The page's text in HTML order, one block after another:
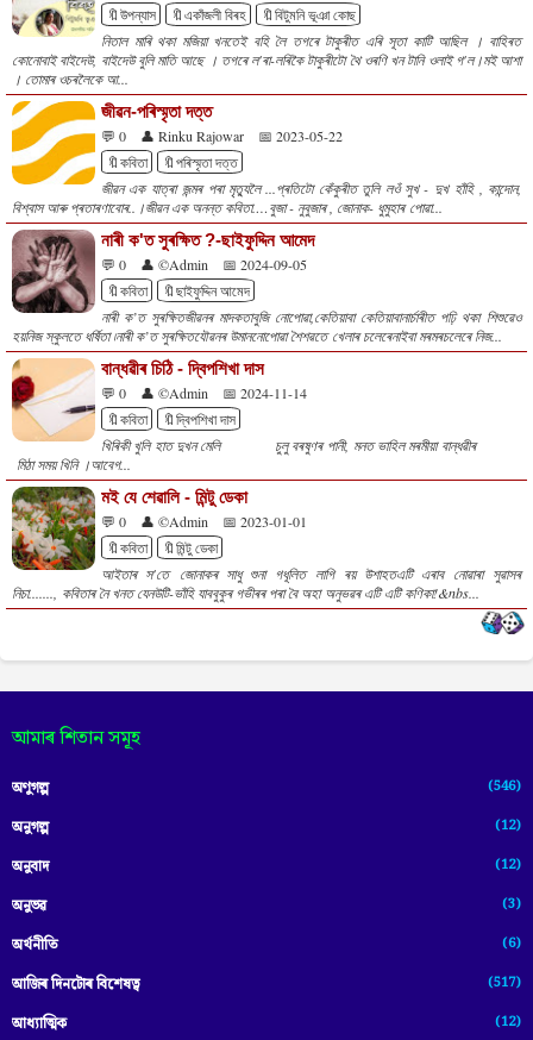
🔖উপন্যাস
🔖একাঁজলী বিৰহ
🔖বিটুমনি ভূঞা কোছ
নিতাল মাৰি থকা মজিয়া খনতেই বহি লৈ তগৰে টাকুৰীত এৰি সূতা কাটি আছিল । বাহিৰত
কোনোবাই বাইদেউ, বাইদেউ বুলি মাতি আছে । তগৰে ল'ৰা-লৰিকৈ টাকুৰীটো থৈ ওৰণি খন টানি ওলাই গ'ল।মই আশা
। তোমাৰ ওচৰলৈকে আ...
জীৱন-পৰিস্মৃতা দত্ত
💬 0 👤 Rinku Rajowar
📅 2023-05-22
🔖কবিতা
🔖পৰিস্মৃতা দত্ত
জীৱন এক যাত্ৰা জন্মৰ পৰা মৃত্যুলৈ ...প্ৰতিটো কেঁকুৰীত তুলি লওঁ সুখ - দুখ হাঁহি , কান্দোন,
বিশ্বাস আৰু প্ৰতাৰণাবোৰ..।জীৱন এক অনন্ত কবিতা.…বুজা - নুবুজাৰ , জোনাক- ধুমুহাৰ পোৱা...
নাৰী ক'ত সুৰক্ষিত ?-ছাইফুদ্দিন আমেদ
💬 0 👤 ©Admin
📅 2024-09-05
🔖কবিতা
🔖ছাইফুদ্দিন আমেদ
নাৰী ক’ত সুৰক্ষিতজীৱনৰ মাদকতাবুজি নোপোৱা,কেতিয়াবা কেতিয়াবানাৰ্চাৰীত পঢ়ি থকা শিশুৱেও
হয়নিজ স্কুলতে ধৰ্ষিতা ৷নাৰী ক’ত সুৰক্ষিতযৌৱনৰ উমাননোপোৱা শৈশৱতে খেলাৰ চলেৰেনাইবা মৰমৰচলেৰে নিজ...
বান্ধৱীৰ চিঠি - দ্বিপশিখা দাস
💬 0 👤 ©Admin
📅 2024-11-14
🔖কবিতা
🔖দ্বিপশিখা দাস
খিৰিকী খুলি হাত দুখন মেলি চুলু বৰষুণৰ পানী, মনত ভাহিল মৰমীয়া বান্ধৱীৰ
মিঠা সময় খিনি ।আবেগ...
মই যে শেৱালি - মিন্টু ডেকা
💬 0 👤 ©Admin
📅 2023-01-01
🔖কবিতা
🔖মিন্টু ডেকা
আইতাৰ স'তে জোনাকৰ সাধু শুনা গধূলিত লাগি ৰয় উশাহতএটি এৰাব নোৱাৰা সুৱাসৰ
নিচা......., কবিতাৰ নৈ খনত যেনউটি-ভাঁহি যাববুকুৰ গভীৰৰ পৰা বৈ অহা অনুভৱৰ এটি এটি কণিকা!&nbs...
আমাৰ শিতান সমূহ
অণুগল্প (546)
অনুগল্প (12)
অনুবাদ (12)
অনুভৱ (3)
অৰ্থনীতি (6)
আজিৰ দিনটোৰ বিশেষত্ব (517)
আধ্যাত্মিক (12)